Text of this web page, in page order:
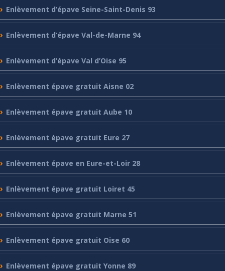
Enlèvement d’épave Seine-Saint-Denis 93
Enlèvement d’épave Val-de-Marne 94
Enlèvement d’épave Val d’Oise 95
Enlèvement épave gratuit Aisne 02
Enlèvement épave gratuit Aube 10
Enlèvement épave gratuit Eure 27
Enlèvement épave en Eure-et-Loir 28
Enlèvement épave gratuit Loiret 45
Enlèvement épave gratuit Marne 51
Enlèvement épave gratuit Oise 60
Enlèvement épave gratuit Yonne 89